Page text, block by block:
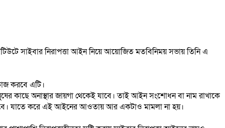
সাইবার নিরাপত্তা আইন নিয়ে আয়োজিত মতবিনিময় সভায় তিনি এ
করবে এটি।
কাছে অনাস্থার জায়গা থেকেই যাবে। তাই আইন সংশোধন বা নাম রাখাকে
হবে। যাতে করে এই আইনের আওতায় আর একটাও মামলা না হয়।